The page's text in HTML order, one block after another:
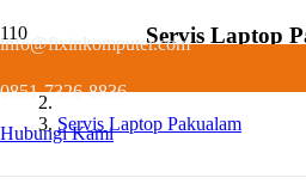
info@fixinkomputer.com
0851-7326-8836
Hubungi Kami
Servis Laptop
Home
Servis Laptop Pakualam